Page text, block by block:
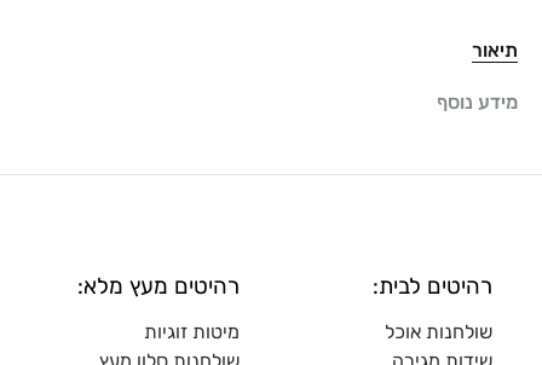
תיאור
מידע נוסף
רהיטים לבית:
שולחנות אוכל
שידות מגירה
רהיטים מעץ מלא:
מיטות זוגיות
שולחנות סלון מעץ